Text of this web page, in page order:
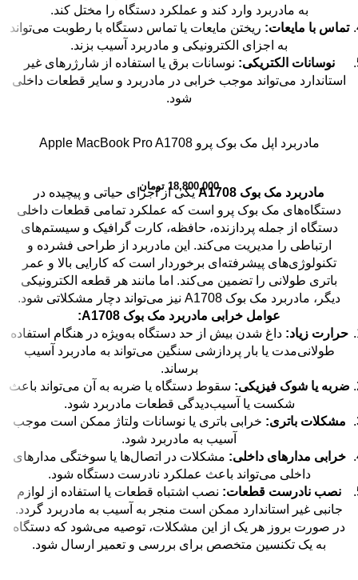
به مادربرد وارد کند و عملکرد دستگاه را مختل کند.
تماس با مایعات: ریختن مایعات یا تماس دستگاه با رطوبت می‌تواند
به اجزای الکترونیکی و مادربرد آسیب بزند.
نوسانات الکتریکی: نوسانات برق یا استفاده از شارژرهای غیر
استاندارد می‌تواند موجب خرابی در مادربرد و سایر قطعات داخلی
شود.
مادربرد اپل مک بوک پرو Apple MacBook Pro A1708
18,800,000 تومان مادربرد مک بوک A1708
یکی از اجزای حیاتی و پیچیده در
دستگاه‌های مک بوک پرو است که عملکرد تمامی قطعات داخلی
دستگاه از جمله پردازنده، حافظه، کارت گرافیک و سیستم‌های
ارتباطی را مدیریت می‌کند. این مادربرد از طراحی فشرده و
تکنولوژی‌های پیشرفته‌ای برخوردار است که کارایی بالا و عمر
باتری طولانی را تضمین می‌کند. اما مانند هر قطعه الکترونیکی
دیگر، مادربرد مک بوک A1708 نیز می‌تواند دچار مشکلاتی شود.
عوامل خرابی مادربرد مک بوک A1708:
حرارت زیاد: داغ شدن بیش از حد دستگاه به‌ویژه در هنگام استفاده
طولانی‌مدت یا بار پردازشی سنگین می‌تواند به مادربرد آسیب
برساند.
ضربه یا شوک فیزیکی: سقوط دستگاه یا ضربه به آن می‌تواند باعث
شکست یا آسیب‌دیدگی قطعات مادربرد شود.
مشکلات باتری: خرابی باتری یا نوسانات ولتاژ ممکن است موجب
آسیب به مادربرد شود.
خرابی مدارهای داخلی: مشکلات در اتصال‌ها یا سوختگی مدارهای
داخلی می‌تواند باعث عملکرد نادرست دستگاه شود.
نصب نادرست قطعات: نصب اشتباه قطعات یا استفاده از لوازم
جانبی غیر استاندارد ممکن است منجر به آسیب به مادربرد گردد.
در صورت بروز هر یک از این مشکلات، توصیه می‌شود که دستگاه
به یک تکنسین متخصص برای بررسی و تعمیر ارسال شود.